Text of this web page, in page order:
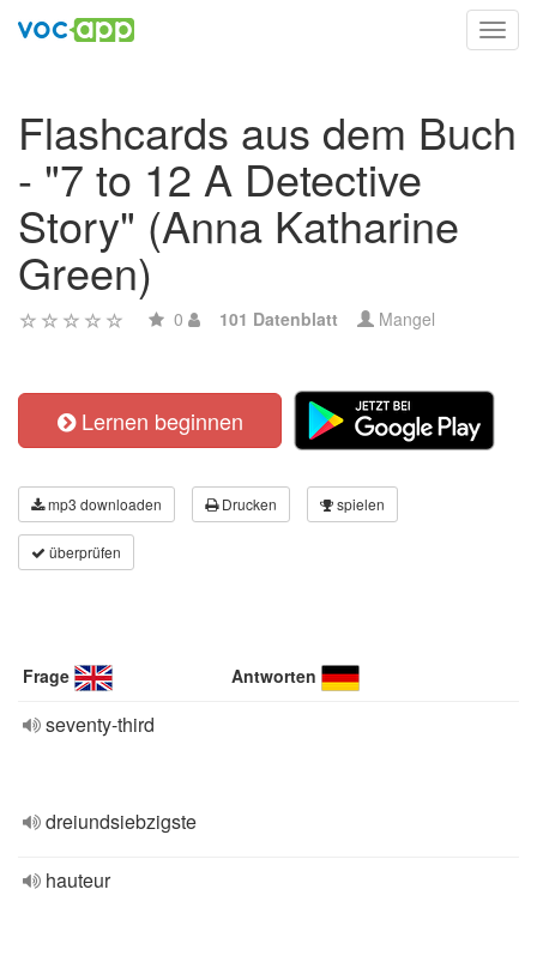
Flashcards aus dem Buch
- "7 to 12 A Detective
Story" (Anna Katharine
Green)
0 101 Datenblatt Mangel
Lernen beginnen
mp3 downloaden Drucken spielen
überprüfen
Frage Antworten
seventy-third
dreiundsiebzigste
hauteur